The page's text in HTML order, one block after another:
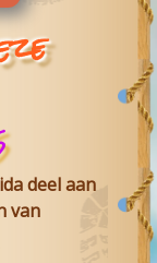
deel aan
van